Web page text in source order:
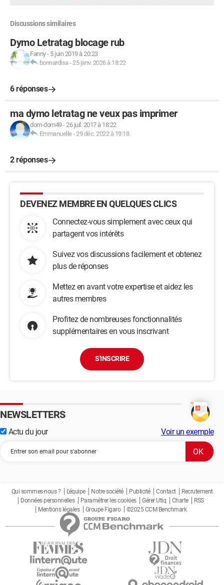
Android / Chrome 107.0.0.0
Discussions similaires
Dymo Letratag blocage rub
Fanny- 5 juin 2019 à 20:23
bonnardisa -25 janv. 2026 à 18:22
6 réponses
ma dymo letratag ne veux pas imprimer
dom-dom49-26 juil. 2017 à 18:22
Emmanuelle-29 déc. 2022 à 19:18
2 réponses
DEVENEZ MEMBRE EN QUELQUES CLICS
Connectez-vous simplement avec ceux qui
partagent vos intérêts
Suivez vos discussions facilement et obtenez
plus de réponses
Mettez en avant votre expertise et aidez les
autres membres
Profitez de nombreuses fonctionnalités
supplémentaires en vous inscrivant
S'INSCRIRE
NEWSLETTERS
Actu du jour Voir un exemple
Qui sommes-nous ? L'équipe Notre société Publicité Contact
Recrutement
Données personnelles
Paramétrer les cookies Gérer Utiq Charte
RSS
Mentions légales
Groupe Figaro ©2025 CCM Benchmark